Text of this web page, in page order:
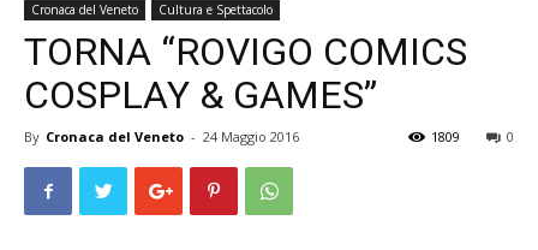
Veneto
Cronaca del Veneto Cultura e Spettacolo
TORNA “ROVIGO COMICS
COSPLAY & GAMES”
By Cronaca del Veneto - 24 Maggio 2016 0
1809